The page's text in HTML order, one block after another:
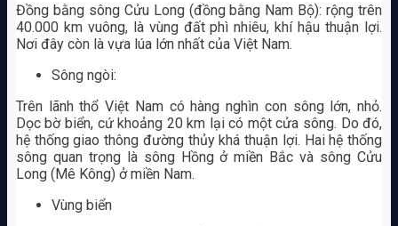
Đồng bằng sông Cửu Long (đồng bằng Nam Bộ): rộng trên
40.000 km vuông, là vùng đất phì nhiêu, khí hậu thuận lợi.
Nơi đây còn là vựa lúa lớn nhất của Việt Nam.
Sông ngòi:
Trên lãnh thổ Việt Nam có hàng nghìn con sông lớn, nhỏ.
Dọc bờ biển, cứ khoảng 20 km lại có một cửa sông. Do đó,
hệ thống giao thông đường thủy khá thuận lợi. Hai hệ thống
sông quan trọng là sông Hồng ở miền Bắc và sông Cửu
Long (Mê Kông) ở miền Nam.
Vùng biển